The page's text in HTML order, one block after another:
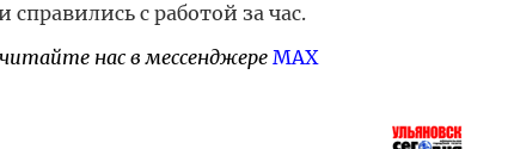
с работой за час.
нас в мессенджере MAX